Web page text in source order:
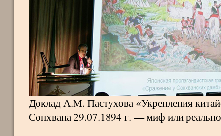
Доклад А.М. Пастухова «Укрепления
Сонхвана 29.07.1894 г. — миф или